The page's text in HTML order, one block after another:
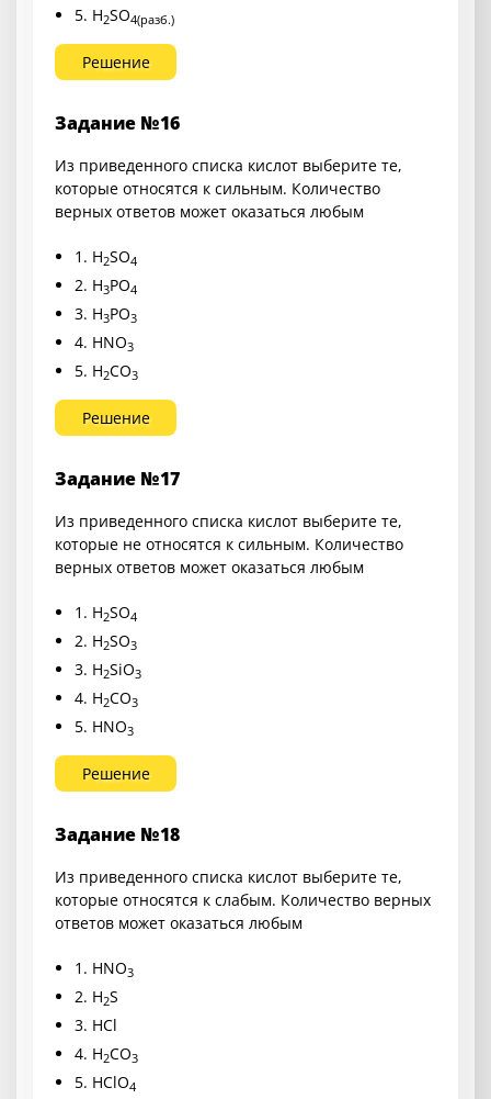
5. H2SO4(разб.)
Решение
Задание №16
Из приведенного списка кислот выберите те,
которые относятся к сильным. Количество
верных ответов может оказаться любым
1. H2SO4
2. H3PO4
3. H3PO3
4. HNO3
5. H2CO3
Решение
Задание №17
Из приведенного списка кислот выберите те,
которые не относятся к сильным. Количество
верных ответов может оказаться любым
1. H2SO4
2. H2SO3
3. H2SiO3
4. H2CO3
5. HNO3
Решение
Задание №18
Из приведенного списка кислот выберите те,
которые относятся к слабым. Количество верных
ответов может оказаться любым
1. HNO3
2. H2S
3. HCl
4. H2CO3
5. HClO4